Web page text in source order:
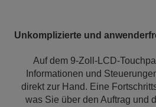
Unkomplizierte und
Auf dem 9-Zoll-LCD-
Informationen und
direkt zur Hand. Eine
was Sie über den Auftrag und